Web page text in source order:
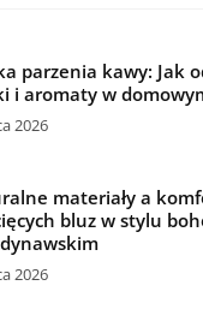
parzenia kawy: Jak
i aromaty w
2026
materiały a
bluz w stylu
2026